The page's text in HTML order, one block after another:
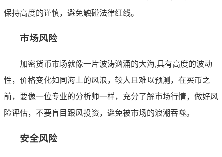
保持高度的谨慎，避免触碰法律红线。
市场风险
加密货币市场就像一片波涛汹涌的大海,具有高度的波动
性，价格变化如同海上的风浪，较大且难以预测，在买币之
前，要像一位专业的分析师一样，充分了解市场行情，做好风
险评估，不要盲目跟风投资，避免被市场的浪潮吞噬。
安全风险